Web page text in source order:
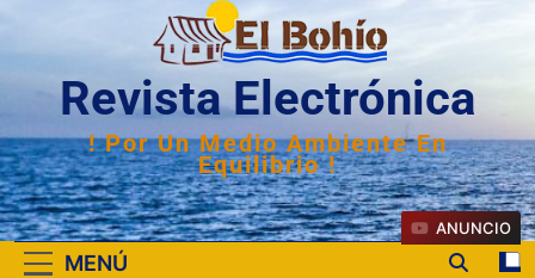
Revista Electrónica
! Por Un Medio Ambiente En
Equilibrio !
MENÚ
ANUNCIO